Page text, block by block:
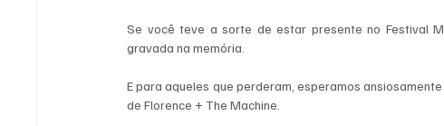
Se você teve a sorte de estar presente no Festival
gravada na memória.
E para aqueles que perderam, esperamos
de Florence + The Machine.